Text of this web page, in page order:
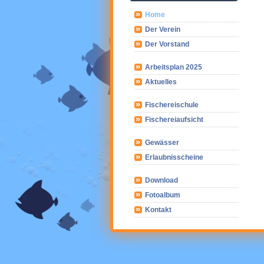
Home
Der Verein
Der Vorstand
Arbeitsplan 2025
Aktuelles
Fischereischule
Fischereiaufsicht
Gewässer
Erlaubnisscheine
Download
Fotoalbum
Kontakt